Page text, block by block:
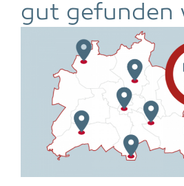
gut gefun­den